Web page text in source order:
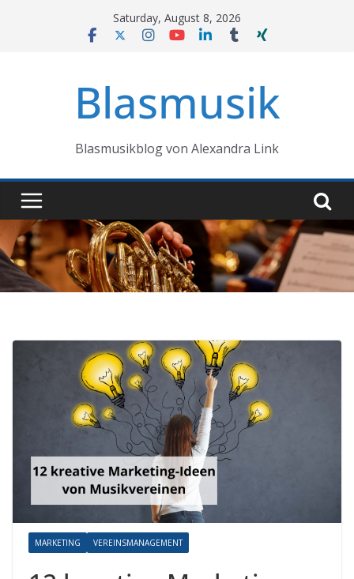
Saturday, August 8, 2026
Blasmusik
Blasmusikblog von Alexandra Link
MARKETING VEREINSMANAGEMENT